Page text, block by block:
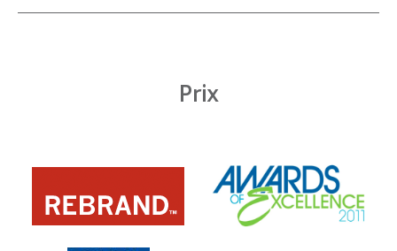
Prix
Learn
about
«
Learn
more
about
d’excellence